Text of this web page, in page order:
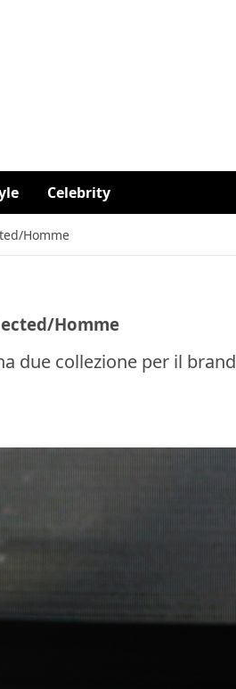
Celebrity
Homme
Homme
due collezione per il brand